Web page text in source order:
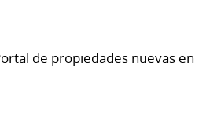
de propiedades nuevas en